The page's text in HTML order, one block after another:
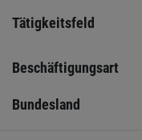
Tätigkeitsfeld
Beschäftigungsart
Bundesland